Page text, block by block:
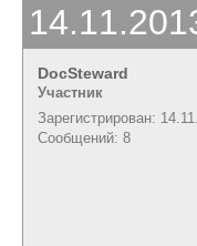
DocSteward
Участник
Зарегистрирован:
Сообщений: 8